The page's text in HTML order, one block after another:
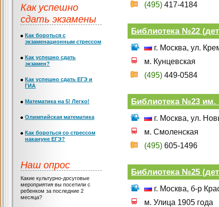
(495) 417-4184
Библиотека №22
г. Москва, ул.
м. Кунцевская
(495) 449-0584
Библиотека №23 им.
г. Москва, ул.
м. Смоленская
(495) 605-1496
Библиотека №25
г. Москва, б-р
м. Улица 1905 года
Как успешно
сдать экзамены
Как бороться с
экзаменационным стрессом
Как успешно сдать
экзамен?
Как успешно сдать ЕГЭ и
ГИА
Математика на 5! Легко!
Олимпийская математика
Как бороться со стрессом
накануне ЕГЭ?
Наш опрос
Какие культурно-досуговые
мероприятия вы посетили с
ребенком за последние 2
месяца?